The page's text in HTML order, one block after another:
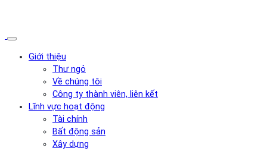
Giới thiệu
Thư ngỏ
Về chúng tôi
Công ty thành viên, liên kết
Lĩnh vực hoạt động
Tài chính
Bất động sản
Xây dựng